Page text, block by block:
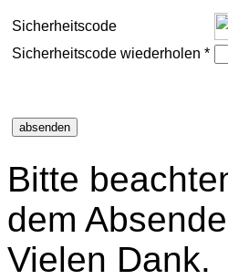
Sicherheitscode
Sicherheitscode wiederholen *
Bitte
dem
Vielen Dank.